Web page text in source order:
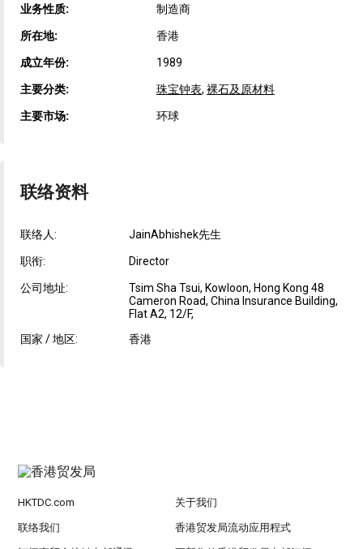
业务性质: 制造商
所在地: 香港
成立年份: 1989
主要分类: 珠宝钟表, 裸石及原材料
主要市场: 环球
联络资料
联络人: JainAbhishek先生
职衔: Director
公司地址:
Tsim Sha Tsui, Kowloon, Hong Kong 48
Cameron Road, China Insurance Building,
Flat A2, 12/F,
国家 / 地区:
香港
HKTDC.com 关于我们
联络我们 香港贸发局流动应用程式